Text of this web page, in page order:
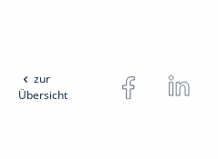
zur
Übersicht